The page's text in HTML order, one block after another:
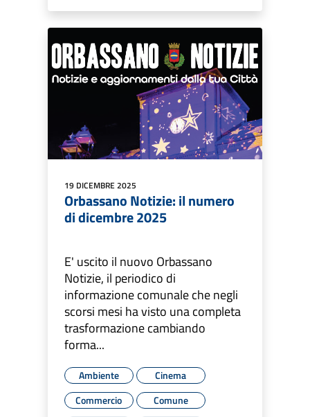
19 DICEMBRE 2025
Orbassano Notizie: il numero
di dicembre 2025
E' uscito il nuovo Orbassano
Notizie, il periodico di
informazione comunale che negli
scorsi mesi ha visto una completa
trasformazione cambiando
forma...
Ambiente
Cinema
Commercio
Comune